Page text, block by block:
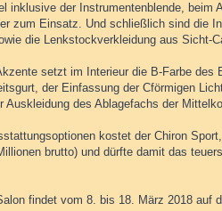
inklusive der Instrumentenblende, beim
zum Einsatz. Und schließlich sind die
die Lenkstockverkleidung aus Sicht-
setzt im Interieur die B-Farbe des
der Einfassung der Cförmigen
Auskleidung des Ablagefachs der
kostet der Chiron
brutto) und dürfte damit das
findet vom 8. bis 18. März 2018 auf